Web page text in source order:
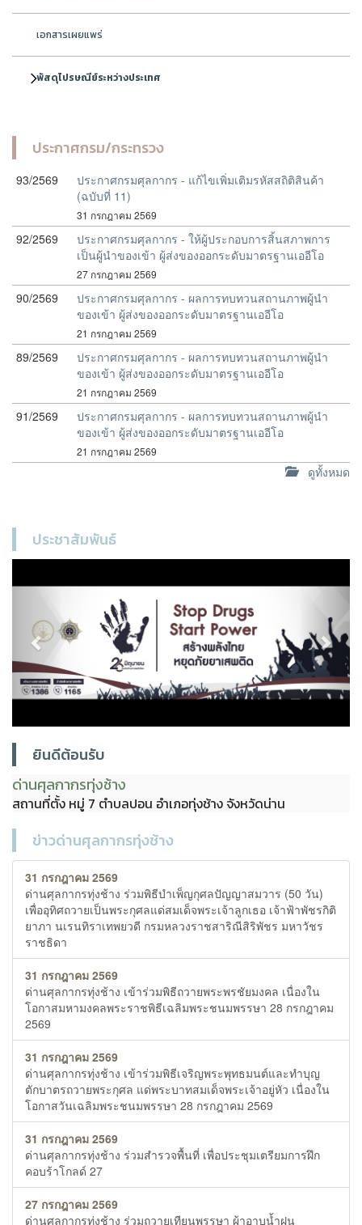
เอกสารเผยแพร่
พัสดุไปรษณีย์ระหว่างประเทศ
ประกาศกรม/กระทรวง
93/2569
ประกาศกรมศุลกากร - แก้ไขเพิ่มเติมรหัสสถิติสินค้า
(ฉบับที่ 11)
31 กรกฎาคม 2569
92/2569
ประกาศกรมศุลกากร - ให้ผู้ประกอบการสิ้นสภาพการ
เป็นผู้นำของเข้า ผู้ส่งของออกระดับมาตรฐานเออีโอ
27 กรกฎาคม 2569
90/2569
ประกาศกรมศุลกากร - ผลการทบทวนสถานภาพผู้นำ
ของเข้า ผู้ส่งของออกระดับมาตรฐานเออีโอ
21 กรกฎาคม 2569
89/2569
ประกาศกรมศุลกากร - ผลการทบทวนสถานภาพผู้นำ
ของเข้า ผู้ส่งของออกระดับมาตรฐานเออีโอ
21 กรกฎาคม 2569
91/2569
ประกาศกรมศุลกากร - ผลการทบทวนสถานภาพผู้นำ
ของเข้า ผู้ส่งของออกระดับมาตรฐานเออีโอ
21 กรกฎาคม 2569
ดูทั้งหมด
ประชาสัมพันธ์
ยินดีต้อนรับ
ด่านศุลกากรทุ่งช้าง
สถานที่ตั้ง หมู่ 7 ตำบลปอน อำเภอทุ่งช้าง จังหวัดน่าน
ข่าวด่านศุลกากรทุ่งช้าง
31 กรกฎาคม 2569
ด่านศุลกากรทุ่งช้าง ร่วมพิธีบำเพ็ญกุศลปัญญาสมวาร (50 วัน)
เพื่ออุทิศถวายเป็นพระกุศลแด่สมเด็จพระเจ้าลูกเธอ เจ้าฟ้าพัชรกิติ
ยาภา นเรนทิราเทพยวดี กรมหลวงราชสาริณีสิริพัชร มหาวัชร
ราชธิดา
31 กรกฎาคม 2569
ด่านศุลกากรทุ่งช้าง เข้าร่วมพิธีถวายพระพรชัยมงคล เนื่องใน
โอกาสมหามงคลพระราชพิธีเฉลิมพระชนมพรรษา 28 กรกฎาคม
2569
31 กรกฎาคม 2569
ด่านศุลกากรทุ่งช้าง เข้าร่วมพิธีเจริญพระพุทธมนต์และทำบุญ
ตักบาตรถวายพระกุศล แด่พระบาทสมเด็จพระเจ้าอยู่หัว เนื่องใน
โอกาสวันเฉลิมพระชนมพรรษา 28 กรกฎาคม 2569
31 กรกฎาคม 2569
ด่านศุลกากรทุ่งช้าง ร่วมสำรวจพื้นที่ เพื่อประชุมเตรียมการฝึก
คอบร้าโกลด์ 27
27 กรกฎาคม 2569
ด่านศุลกากรทุ่งช้าง ร่วมถวายเทียนพรรษา ผ้าอาบน้ำฝน